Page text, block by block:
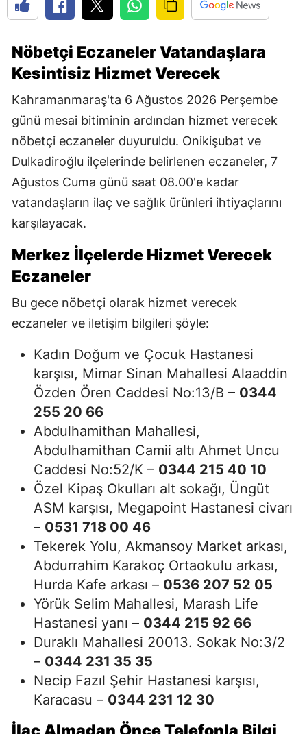
Nöbetçi Eczaneler Vatandaşlara
Kesintisiz Hizmet Verecek
Kahramanmaraş'ta 6 Ağustos 2026 Perşembe
günü mesai bitiminin ardından hizmet verecek
nöbetçi eczaneler duyuruldu. Onikişubat ve
Dulkadiroğlu ilçelerinde belirlenen eczaneler, 7
Ağustos Cuma günü saat 08.00'e kadar
vatandaşların ilaç ve sağlık ürünleri ihtiyaçlarını
karşılayacak.
Merkez İlçelerde Hizmet Verecek
Eczaneler
Bu gece nöbetçi olarak hizmet verecek
eczaneler ve iletişim bilgileri şöyle:
Kadın Doğum ve Çocuk Hastanesi
karşısı, Mimar Sinan Mahallesi Alaaddin
Özden Ören Caddesi No:13/B – 0344
255 20 66
Abdulhamithan Mahallesi,
Abdulhamithan Camii altı Ahmet Uncu
Caddesi No:52/K – 0344 215 40 10
Özel Kipaş Okulları alt sokağı, Üngüt
ASM karşısı, Megapoint Hastanesi civarı
– 0531 718 00 46
Tekerek Yolu, Akmansoy Market arkası,
Abdurrahim Karakoç Ortaokulu arkası,
Hurda Kafe arkası – 0536 207 52 05
Yörük Selim Mahallesi, Marash Life
Hastanesi yanı – 0344 215 92 66
Duraklı Mahallesi 20013. Sokak No:3/2
– 0344 231 35 35
Necip Fazıl Şehir Hastanesi karşısı,
Karacasu – 0344 231 12 30